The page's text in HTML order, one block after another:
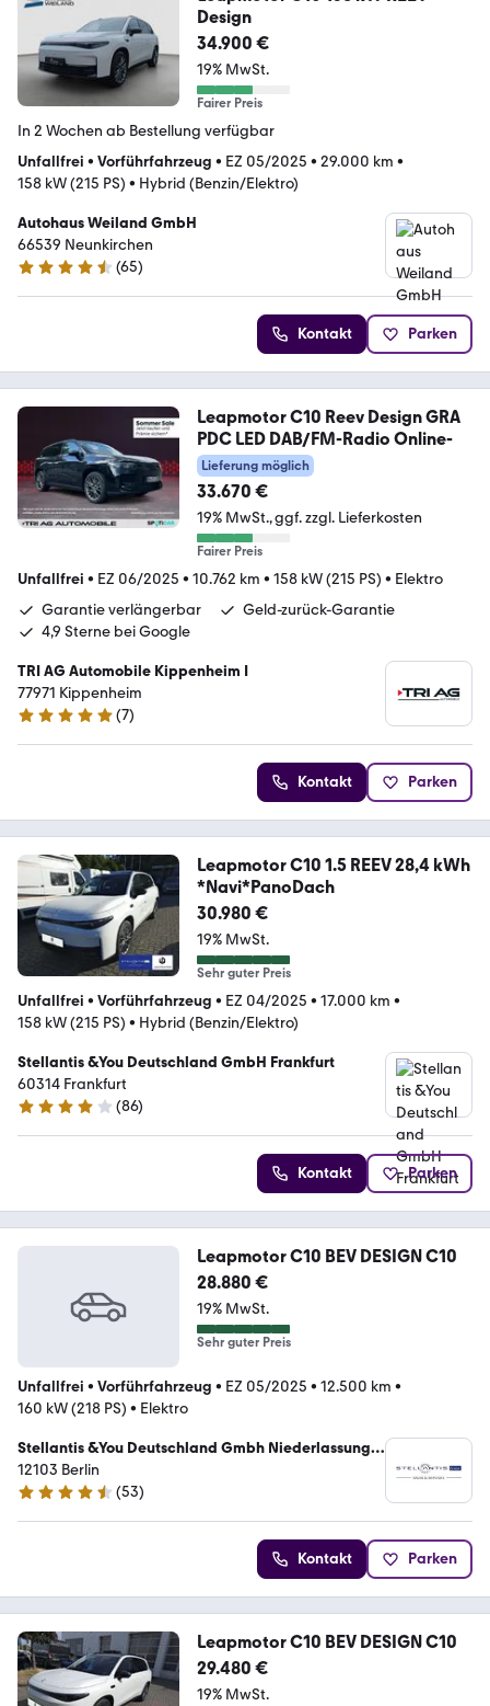
Design
34.900 €
19% MwSt.
Fairer Preis
In 2 Wochen ab Bestellung verfügbar
Unfallfrei • Vorführfahrzeug • EZ 05/2025 • 29.000 km •
158 kW (215 PS) • Hybrid (Benzin/Elektro)
Autohaus Weiland GmbH
66539 Neunkirchen
4.7 Sterne
(65)
Kontakt Parken
Leapmotor C10 Reev Design GRA
PDC LED DAB/FM-Radio Online-
Lieferung möglich
33.670 €
19% MwSt. ggf. zzgl. Lieferkosten
Fairer Preis
Unfallfrei • EZ 06/2025 • 10.762 km • 158 kW (215 PS) • Elektro
Garantie verlängerbar
Geld-zurück-Garantie
4,9 Sterne bei Google
TRI AG Automobile Kippenheim I
77971 Kippenheim
5 Sterne
(7)
Kontakt Parken
Leapmotor C10 1.5 REEV 28,4 kWh
*Navi*PanoDach
30.980 €
19% MwSt.
Sehr guter Preis
Unfallfrei • Vorführfahrzeug • EZ 04/2025 • 17.000 km •
158 kW (215 PS) • Hybrid (Benzin/Elektro)
Stellantis &You Deutschland GmbH Frankfurt
60314 Frankfurt
4.2 Sterne
(86)
Kontakt Parken
Leapmotor C10 BEV DESIGN C10
28.880 €
19% MwSt.
Sehr guter Preis
Unfallfrei • Vorführfahrzeug • EZ 05/2025 • 12.500 km •
160 kW (218 PS) • Elektro
Stellantis &You Deutschland Gmbh Niederlassung
Berlin Tempelhof
12103 Berlin
4.3 Sterne
(53)
Kontakt Parken
Leapmotor C10 BEV DESIGN C10
29.480 €
19% MwSt.